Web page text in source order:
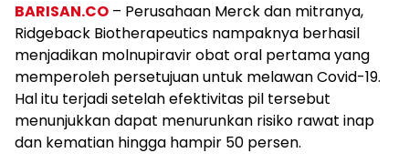
BARISAN.CO – Perusahaan Merck dan mitranya,
Ridgeback Biotherapeutics nampaknya berhasil
menjadikan molnupiravir obat oral pertama yang
memperoleh persetujuan untuk melawan Covid-19.
Hal itu terjadi setelah efektivitas pil tersebut
menunjukkan dapat menurunkan risiko rawat inap
dan kematian hingga hampir 50 persen.